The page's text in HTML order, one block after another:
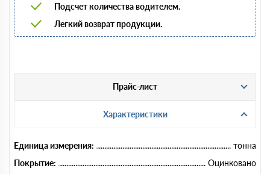
Подсчет количества водителем.
Легкий возврат продукции.
Прайс-лист
Характеристики
Единица измерения:
тонна
Покрытие:
Оцинковано